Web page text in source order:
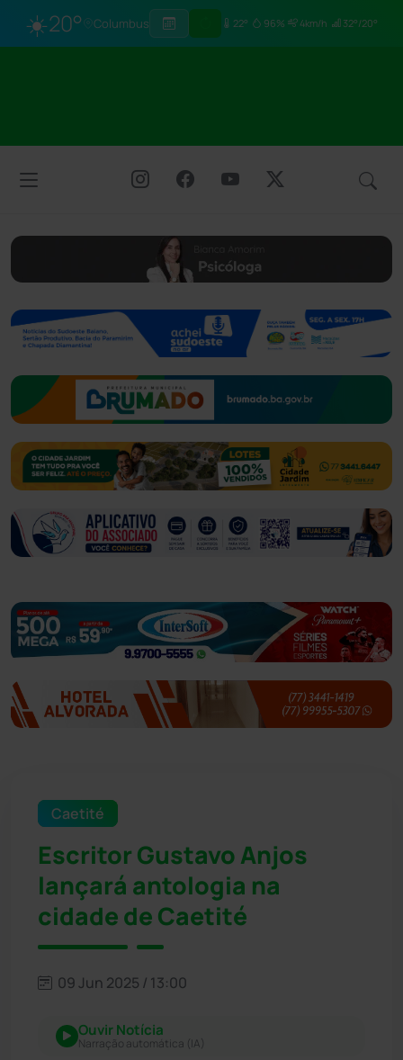
☀️20° Columbus 22° 96% 4km/h 32°/20°
Caetité
Escritor Gustavo Anjos
lançará antologia na
cidade de Caetité
09 Jun 2025 / 13:00
Ouvir Notícia
Narração automática (IA)